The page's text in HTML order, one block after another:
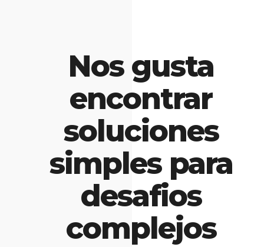
Nos gusta
encontrar
soluciones
simples para
desafios
complejos